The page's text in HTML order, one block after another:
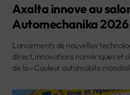
Axalta innove au
Automechanika 2026
Lancements de nouvelles
direct, innovations numériques et
de la « Couleur automobile